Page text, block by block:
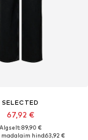
SELECTED
67,92 €
Algselt: 89,90 €
hind:63,92 €